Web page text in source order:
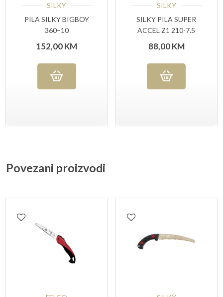
SILKY
PILA SILKY BIGBOY
360–10
152,00KM
SILKY
SILKY PILA SUPER
ACCEL Z1 210-7.5
88,00KM
Povezani proizvodi